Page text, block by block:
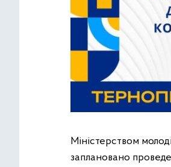
Міністерством
заплановано